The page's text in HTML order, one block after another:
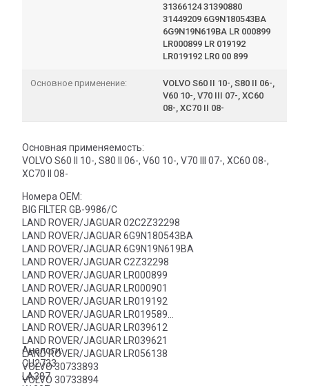
31366124 31390880
31449209 6G9N180543BA
6G9N19N619BA LR 000899
LR000899 LR 019192
LR019192 LR0 00 899
Основное применение:
VOLVO S60 II 10-, S80 II 06-,
V60 10-, V70 III 07-, XC60
08-, XC70 II 08-
Основная применяемость:
VOLVO S60 II 10-, S80 II 06-, V60 10-, V70 III 07-, XC60 08-,
XC70 II 08-
Номера OEM:
BIG FILTER GB-9986/C
LAND ROVER/JAGUAR 02C2Z32298
LAND ROVER/JAGUAR 6G9N180543BA
LAND ROVER/JAGUAR 6G9N19N619BA
LAND ROVER/JAGUAR C2Z32298
LAND ROVER/JAGUAR LR000899
LAND ROVER/JAGUAR LR000901
LAND ROVER/JAGUAR LR019192
LAND ROVER/JAGUAR LR019589
LAND ROVER/JAGUAR LR039612
LAND ROVER/JAGUAR LR039621
LAND ROVER/JAGUAR LR056138
VOLVO 30733893
VOLVO 30733894
Аналоги:
CU2733
LA387